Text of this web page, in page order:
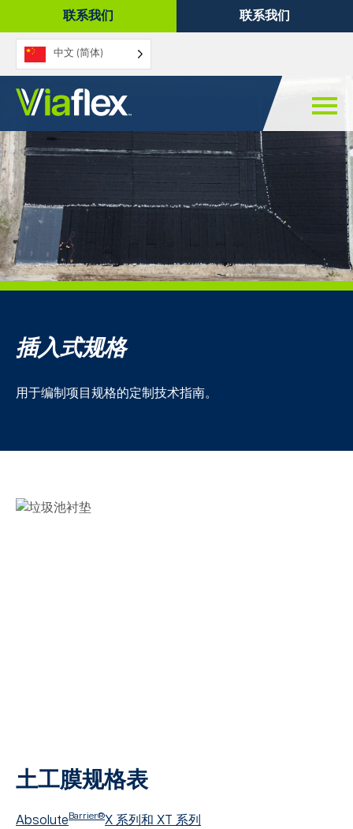
联系我们 联系我们
中文 (简体)
插入式规格
用于编制项目规格的定制技术指南。
土工膜规格表
AbsoluteBarrier®X 系列和 XT 系列